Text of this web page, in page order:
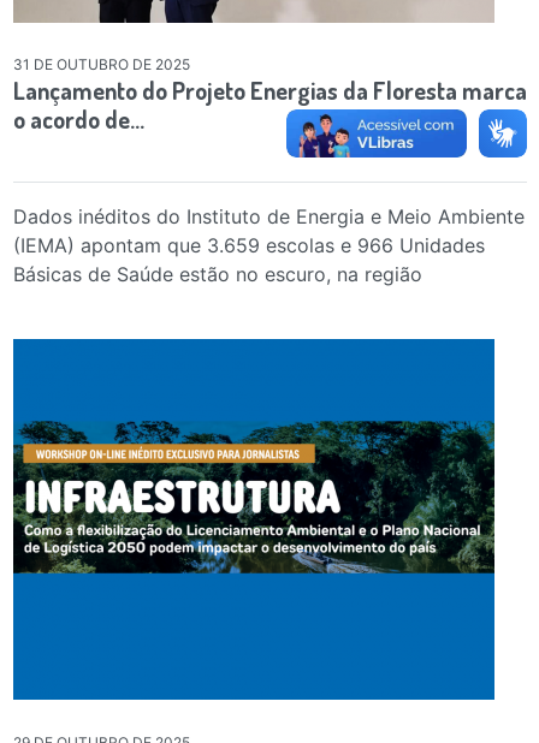
31 DE OUTUBRO DE 2025
Lançamento do Projeto Energias da Floresta marca
o acordo de…
Dados inéditos do Instituto de Energia e Meio Ambiente
(IEMA) apontam que 3.659 escolas e 966 Unidades
Básicas de Saúde estão no escuro, na região